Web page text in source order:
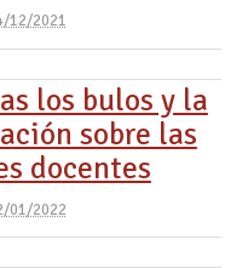
12/2021
los bulos y la
sobre las
docentes
01/2022